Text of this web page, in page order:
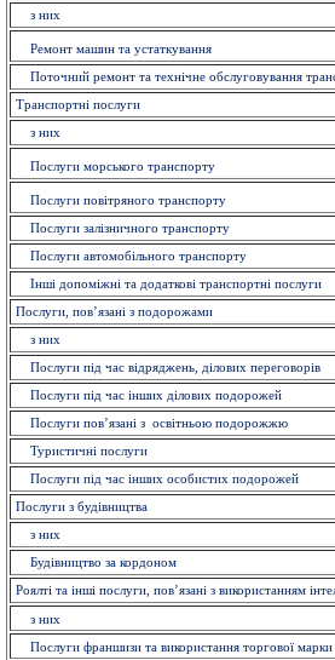
з них
Ремонт машин та устаткування
Поточний ремонт та технічне обслуговування
Транспортні послуги
з них
Послуги морського транспорту
Послуги повітряного транспорту
Послуги залізничного транспорту
Послуги автомобільного транспорту
Інші допоміжні та додаткові транспортні послуги
Послуги, пов’язані з подорожами
з них
Послуги під час відряджень, ділових переговорів
Послуги під час інших ділових подорожей
Послуги пов’язані з освітньою подорожжю
Туристичні послуги
Послуги під час інших особистих подорожей
Послуги з будівництва
з них
Будівництво за кордоном
Роялті та інші послуги, пов’язані з використанням
з них
Послуги франшизи та використання торгової марки